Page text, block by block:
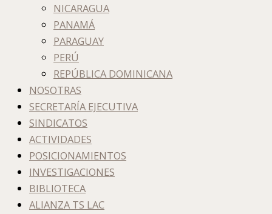
NICARAGUA
PANAMÁ
PARAGUAY
PERÚ
REPÚBLICA DOMINICANA
NOSOTRAS
SECRETARÍA EJECUTIVA
SINDICATOS
ACTIVIDADES
POSICIONAMIENTOS
INVESTIGACIONES
BIBLIOTECA
ALIANZA TS LAC